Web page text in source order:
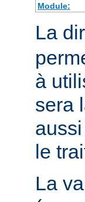
Module:
La
à
sera
le
La